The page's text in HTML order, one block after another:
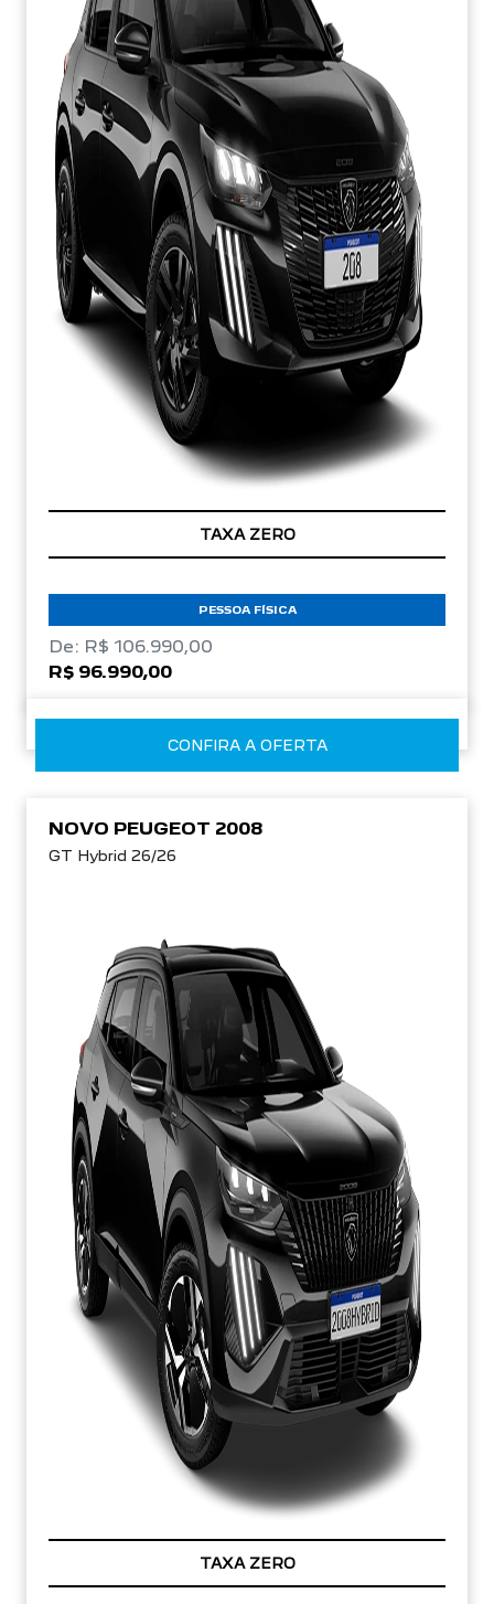
TAXA ZERO
PESSOA FÍSICA
De: R$ 106.990,00
R$ 96.990,00
CONFIRA A OFERTA
NOVO PEUGEOT 2008
GT Hybrid 26/26
TAXA ZERO